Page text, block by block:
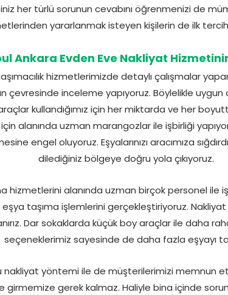
her türlü sorunun cevabını öğrenmenizi de
yararlanmak isteyen kişilerin de ilk
Ankara Evden Eve Nakliyat
hizmetlerimizde detaylı çalışmalar
çevresinde inceleme yapıyoruz. Böylelikle
kullandığımız için her miktarda ve her
alanında uzman marangozlar ile işbirliği
engel oluyoruz. Eşyalarınızı aracımıza
dilediğiniz bölgeye doğru yola çıkıyoruz.
hizmetlerini alanında uzman birçok personel ile
eşya taşıma işlemlerini gerçekleştiriyoruz.
Dar sokaklarda küçük boy araçlar ile daha
seçeneklerimiz sayesinde de daha fazla eşyayı
yöntemi ile de müşterilerimizi memnun
girmemize gerek kalmaz. Haliyle bina içinde